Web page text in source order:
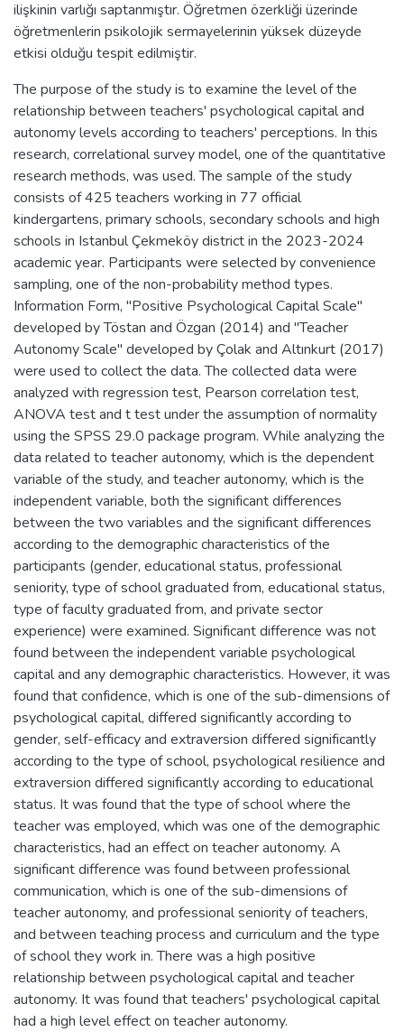
ilişkinin varlığı saptanmıştır. Öğretmen özerkliği üzerinde
öğretmenlerin psikolojik sermayelerinin yüksek düzeyde
etkisi olduğu tespit edilmiştir.
The purpose of the study is to examine the level of the
relationship between teachers' psychological capital and
autonomy levels according to teachers' perceptions. In this
research, correlational survey model, one of the quantitative
research methods, was used. The sample of the study
consists of 425 teachers working in 77 official
kindergartens, primary schools, secondary schools and high
schools in Istanbul Çekmeköy district in the 2023-2024
academic year. Participants were selected by convenience
sampling, one of the non-probability method types.
Information Form, "Positive Psychological Capital Scale"
developed by Töstan and Özgan (2014) and "Teacher
Autonomy Scale" developed by Çolak and Altınkurt (2017)
were used to collect the data. The collected data were
analyzed with regression test, Pearson correlation test,
ANOVA test and t test under the assumption of normality
using the SPSS 29.0 package program. While analyzing the
data related to teacher autonomy, which is the dependent
variable of the study, and teacher autonomy, which is the
independent variable, both the significant differences
between the two variables and the significant differences
according to the demographic characteristics of the
participants (gender, educational status, professional
seniority, type of school graduated from, educational status,
type of faculty graduated from, and private sector
experience) were examined. Significant difference was not
found between the independent variable psychological
capital and any demographic characteristics. However, it was
found that confidence, which is one of the sub-dimensions of
psychological capital, differed significantly according to
gender, self-efficacy and extraversion differed significantly
according to the type of school, psychological resilience and
extraversion differed significantly according to educational
status. It was found that the type of school where the
teacher was employed, which was one of the demographic
characteristics, had an effect on teacher autonomy. A
significant difference was found between professional
communication, which is one of the sub-dimensions of
teacher autonomy, and professional seniority of teachers,
and between teaching process and curriculum and the type
of school they work in. There was a high positive
relationship between psychological capital and teacher
autonomy. It was found that teachers' psychological capital
had a high level effect on teacher autonomy.